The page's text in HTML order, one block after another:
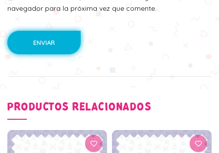
navegador para la próxima vez que comente.
PRODUCTOS RELACIONADOS